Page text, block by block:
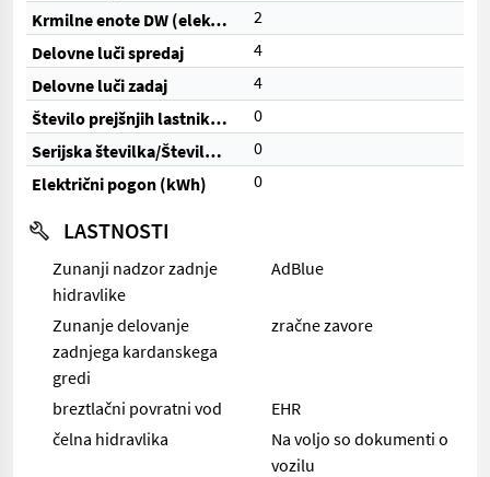
Krmilne enote DW (električne)
2
Delovne luči spredaj
4
Delovne luči zadaj
4
Število prejšnjih lastnikov
0
Serijska številka/Številka šasije
0
Električni pogon (kWh)
0
LASTNOSTI
Zunanji nadzor zadnje
hidravlike
AdBlue
Zunanje delovanje
zadnjega kardanskega
gredi
zračne zavore
breztlačni povratni vod
EHR
čelna hidravlika
Na voljo so dokumenti o
vozilu